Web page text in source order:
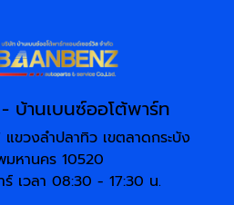
บ้านเบนซ์ออโต้พาร์ท
ขวงลำปลาทิว เขตลาดกระบัง
มหานคร 10520
เวลา 08:30 - 17:30 น.